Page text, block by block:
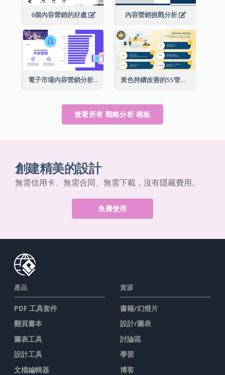
6個內容營銷的好處 內容營銷挑戰分析
電子市場內容營銷分析 黃色持續改善的5S管理原則成功的戰略分析
查看所有 戰略分析 模板
創建精美的設計
無需信用卡、無需合同、無需下載，沒有隱藏費用。
免費使用
產品
PDF 工具套件
翻頁書本
圖表工具
設計工具
文檔編輯器
資源
書籍/幻燈片
設計/圖表
討論區
學習
博客